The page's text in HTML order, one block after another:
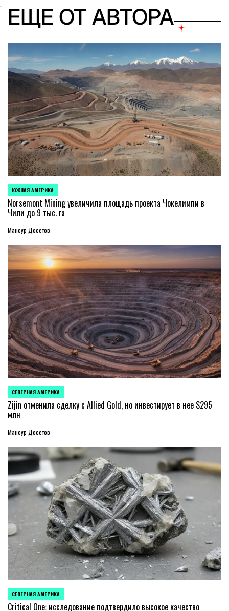
ЕЩЕ ОТ АВТОРА
ОПУБЛИКОВАНО
В
ЮЖНАЯ АМЕРИКА
Norsemont Mining увеличила площадь проекта Чокелимпи в
Чили до 9 тыс. га
Мансур Досетов
ОПУБЛИКОВАНО
В
СЕВЕРНАЯ АМЕРИКА
Zijin отменила сделку с Allied Gold, но инвестирует в нее $295
млн
Мансур Досетов
ОПУБЛИКОВАНО
В
СЕВЕРНАЯ АМЕРИКА
Critical One: исследование подтвердило высокое качество